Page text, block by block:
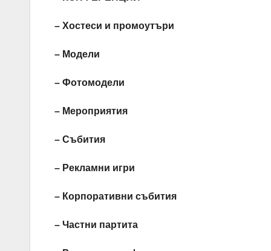
– Хостеси и промоутъри
– Модели
– Фотомодели
– Мероприятия
– Събития
– Рекламни игри
– Корпоративни събития
– Частни партита